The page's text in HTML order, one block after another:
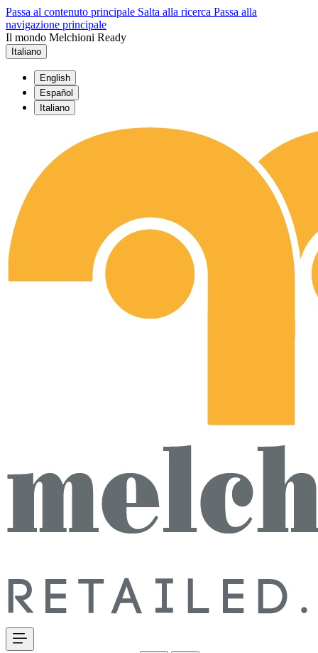
Passa al contenuto principale Salta alla ricerca Passa alla
navigazione principale
Il mondo Melchioni Ready
Italiano
English
Español
Italiano